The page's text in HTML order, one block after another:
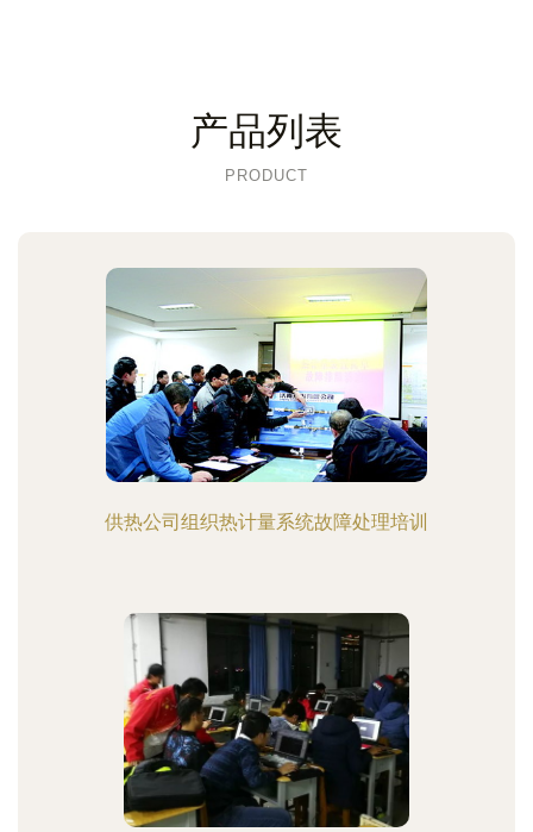
产品列表
PRODUCT
供热公司组织热计量系统故障处理培训